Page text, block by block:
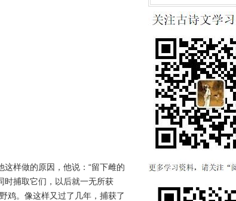
样做的原因，他说：“留下雌的
时捕取它们，以后就一无所获
鸡。像这样又过了几年，捕获了